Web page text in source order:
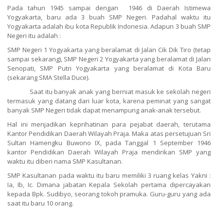
Pada tahun 1945 sampai dengan 1946 di Daerah Istimewa
Yogyakarta, baru ada 3 buah SMP Negeri. Padahal waktu itu
Yogyakarta adalah ibu kota Republik Indonesia. Adapun 3 buah SMP
Negeri itu adalah :
SMP Negeri 1 Yogyakarta yang beralamat di Jalan Cik Dik Tiro (tetap
sampai sekarang), SMP Negeri 2 Yogyakarta yang beralamat di Jalan
Senopati, SMP Putri Yogyakarta yang beralamat di Kota Baru
(sekarang SMA Stella Duce).
Saat itu banyak anak yang berniat masuk ke sekolah negeri
termasuk yang datang dari luar kota, karena peminat yang sangat
banyak SMP Negeri tidak dapat menampung anak-anak tersebut.
Hal ini menjadikan keprihatinan para pejabat daerah, terutama
Kantor Pendidikan Daerah Wilayah Praja. Maka atas persetujuan Sri
Sultan Hamengku Buwono IX, pada Tanggal 1 September 1946
kantor Pendidikan Daerah Wilayah Praja mendirikan SMP yang
waktu itu diberi nama SMP Kasultanan.
SMP Kasultanan pada waktu itu baru memiliki 3 ruang kelas Yakni :
Ia, Ib, Ic. Dimana jabatan Kepala Sekolah pertama dipercayakan
kepada Bpk. Sudibyo, seorang tokoh pramuka. Guru-guru yang ada
saat itu baru 10 orang.